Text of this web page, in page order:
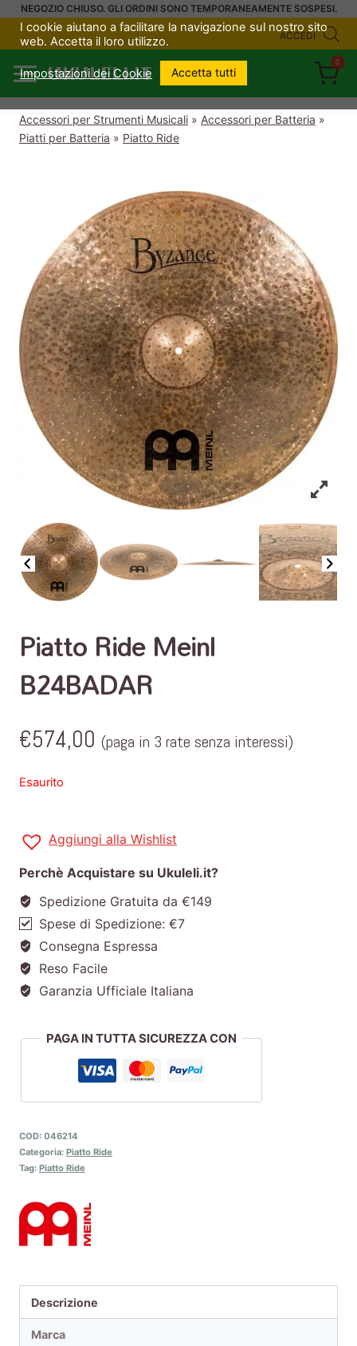
SaltaNEGOZIO CHIUSO. GLI ORDINI SONO TEMPORANEAMENTE SOSPESI.
ACCEDI
UKULELI.IT
0
Accessori per Strumenti Musicali » Accessori per Batteria »
Piatti per Batteria » Piatto Ride
Piatto Ride Meinl
B24BADAR
€574,00 (paga in 3 rate senza interessi)
Esaurito
Aggiungi alla Wishlist
Perchè Acquistare su Ukuleli.it?
Spedizione Gratuita da €149
Spese di Spedizione: €7
Consegna Espressa
Reso Facile
Garanzia Ufficiale Italiana
PAGA IN TUTTA SICUREZZA CON
COD: 046214
Categoria: Piatto Ride
Tag: Piatto Ride
Descrizione
Marca
I cookie aiutano a facilitare la navigazione sul nostro sito
web. Accetta il loro utilizzo.
Impostazioni dei Cookie Accetta tutti